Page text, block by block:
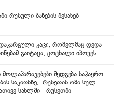
რუსული ბაზების შესახებ
დაკარგული კაცი, რომელმაც დედა-
გაიტაცა, ცოცხალი იპოვეს
შედგება საჰაერო
საკითხზე, რუსეთის ომი სულ
სახლში - რუსეთში -